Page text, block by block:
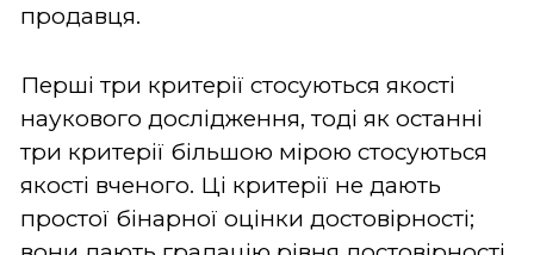
продавця.
Перші три критерії стосуються якості
наукового дослідження, тоді як останні
три критерії більшою мірою стосуються
якості вченого. Ці критерії не дають
простої бінарної оцінки достовірності;